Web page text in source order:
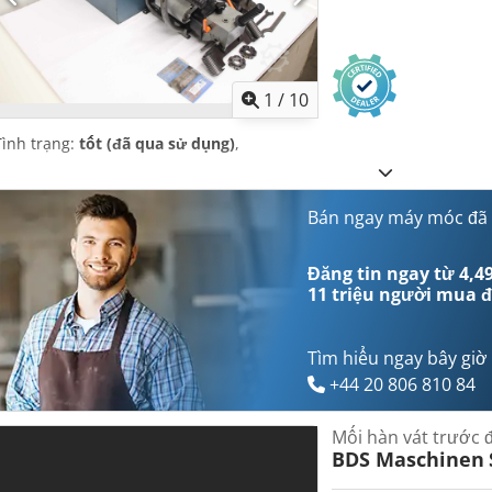
1 / 10
trạng: tốt (đã qua sử dụng),
Bán ngay máy móc
Đăng tin ngay từ
11 triệu người mua
Tìm hiểu ngay bây giờ
+44 20 806 810 84
Mối hàn vát trước
BDS Maschinen